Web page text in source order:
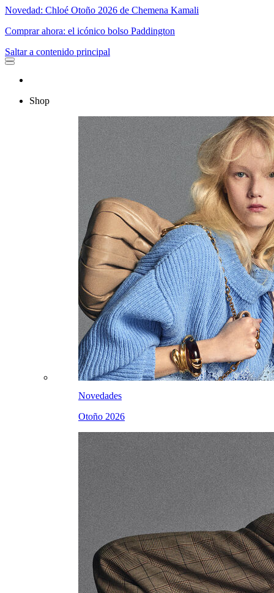
Novedad: Chloé Otoño 2026 de Chemena Kamali
Comprar ahora: el icónico bolso Paddington
Saltar a contenido principal
Shop
Novedades
Otoño 2026